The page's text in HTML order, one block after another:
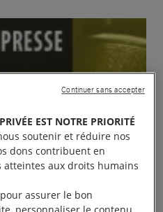
EST NOTRE PRIORITÉ
soutenir et réduire nos
dons contribuent en
aux droits humains
assurer le bon
Continuer sans accepter